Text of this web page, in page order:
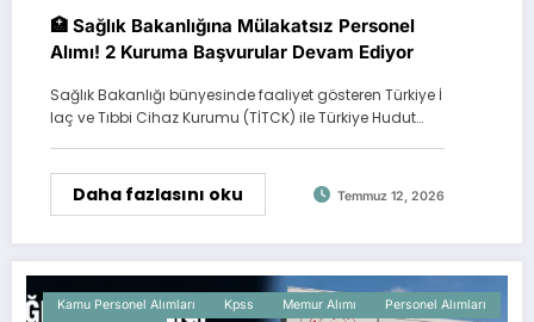
🏥 Sağlık Bakanlığına Mülakatsız Personel
Alımı! 2 Kuruma Başvurular Devam Ediyor
Sağlık Bakanlığı bünyesinde faaliyet gösteren Türkiye İ
laç ve Tıbbi Cihaz Kurumu (TİTCK) ile Türkiye Hudut…
Daha fazlasını oku Temmuz 12, 2026
Kamu Personel Alımları Kpss Memur Alımı
Personel Alımları